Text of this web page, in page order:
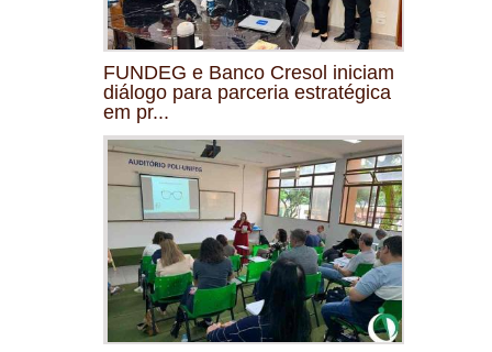
FUNDEG e Banco Cresol iniciam
diálogo para parceria estratégica
em pr...